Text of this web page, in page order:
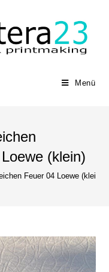
Menü
(klein)
Feuer 04 Loewe (klein)